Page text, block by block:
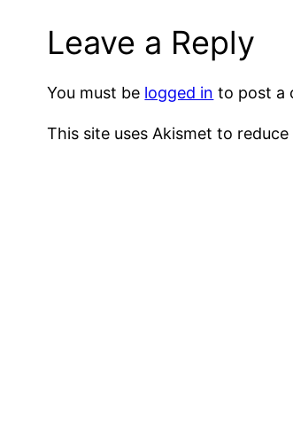
Leave a Reply
You must be logged in to post a
This site uses Akismet to reduce